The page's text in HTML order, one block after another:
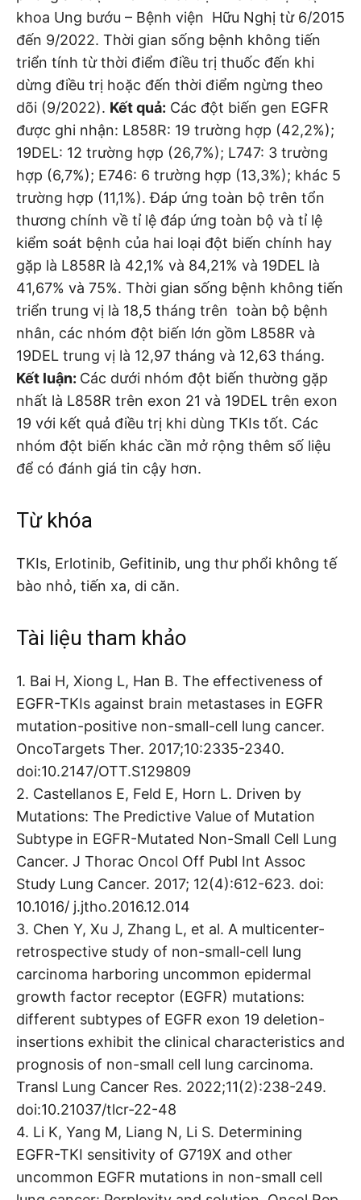
khoa Ung bướu – Bệnh viện Hữu Nghị từ 6/2015
đến 9/2022. Thời gian sống bệnh không tiến
triển tính từ thời điểm điều trị thuốc đến khi
dừng điều trị hoặc đến thời điểm ngừng theo
dõi (9/2022). Kết quả: Các đột biến gen EGFR
được ghi nhận: L858R: 19 trường hợp (42,2%);
19DEL: 12 trường hợp (26,7%); L747: 3 trường
hợp (6,7%); E746: 6 trường hợp (13,3%); khác 5
trường hợp (11,1%). Đáp ứng toàn bộ trên tổn
thương chính về tỉ lệ đáp ứng toàn bộ và tỉ lệ
kiểm soát bệnh của hai loại đột biến chính hay
gặp là L858R là 42,1% và 84,21% và 19DEL là
41,67% và 75%. Thời gian sống bệnh không tiến
triển trung vị là 18,5 tháng trên toàn bộ bệnh
nhân, các nhóm đột biến lớn gồm L858R và
19DEL trung vị là 12,97 tháng và 12,63 tháng.
Kết luận: Các dưới nhóm đột biến thường gặp
nhất là L858R trên exon 21 và 19DEL trên exon
19 với kết quả điều trị khi dùng TKIs tốt. Các
nhóm đột biến khác cần mở rộng thêm số liệu
để có đánh giá tin cậy hơn.
Từ khóa
TKIs, Erlotinib, Gefitinib, ung thư phổi không tế
bào nhỏ, tiến xa, di căn.
Tài liệu tham khảo
1. Bai H, Xiong L, Han B. The effectiveness of
EGFR-TKIs against brain metastases in EGFR
mutation-positive non-small-cell lung cancer.
OncoTargets Ther. 2017;10:2335-2340.
doi:10.2147/OTT.S129809
2. Castellanos E, Feld E, Horn L. Driven by
Mutations: The Predictive Value of Mutation
Subtype in EGFR-Mutated Non-Small Cell Lung
Cancer. J Thorac Oncol Off Publ Int Assoc
Study Lung Cancer. 2017; 12(4):612-623. doi:
10.1016/ j.jtho.2016.12.014
3. Chen Y, Xu J, Zhang L, et al. A multicenter-
retrospective study of non-small-cell lung
carcinoma harboring uncommon epidermal
growth factor receptor (EGFR) mutations:
different subtypes of EGFR exon 19 deletion-
insertions exhibit the clinical characteristics and
prognosis of non-small cell lung carcinoma.
Transl Lung Cancer Res. 2022;11(2):238-249.
doi:10.21037/tlcr-22-48
4. Li K, Yang M, Liang N, Li S. Determining
EGFR-TKI sensitivity of G719X and other
uncommon EGFR mutations in non-small cell